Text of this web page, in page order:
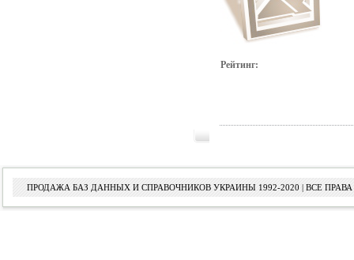
Рейтинг:
ПРОДАЖА БАЗ ДАННЫХ И СПРАВОЧНИКОВ УКРАИНЫ 1992-2020 | ВСЕ